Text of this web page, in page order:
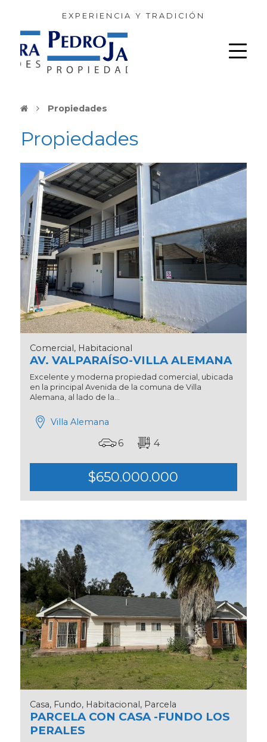
EXPERIENCIA Y TRADICIÓN
Propiedades
Propiedades
Comercial, Habitacional
AV. VALPARAÍSO-VILLA ALEMANA
Excelente y moderna propiedad comercial, ubicada
en la principal Avenida de la comuna de Villa
Alemana, al lado de la...
Villa Alemana
6 4
$650.000.000
Casa, Fundo, Habitacional, Parcela
PARCELA CON CASA -FUNDO LOS
PERALES